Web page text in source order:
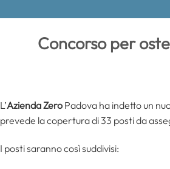
Concorso per
L’Azienda Zero Padova ha indetto un
prevede la copertura di 33 posti da
I posti saranno così suddivisi: